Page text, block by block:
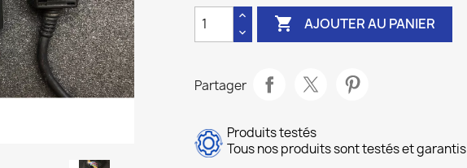
 AJOUTER AU PANIER
Partager
Produits testés
Tous nos produits sont testés et garantis